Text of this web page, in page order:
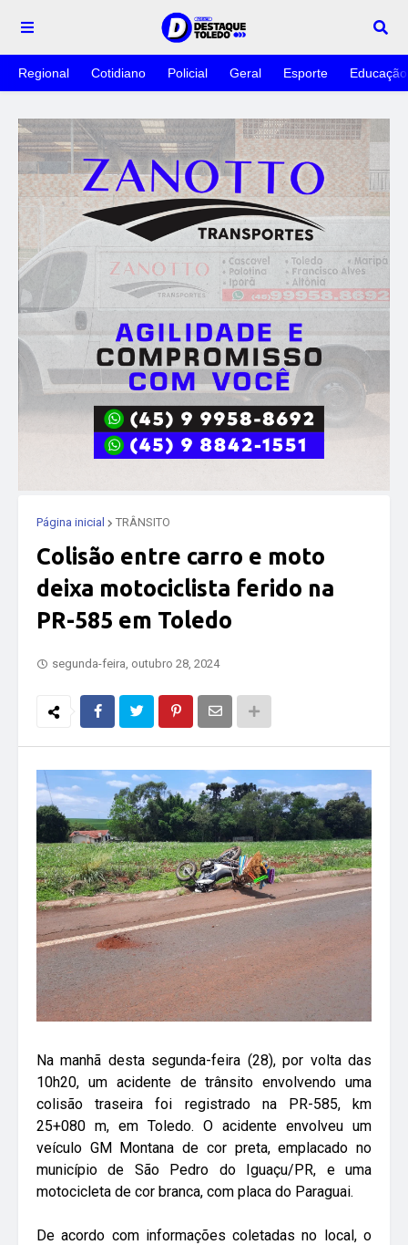
Regional Cotidiano Policial Geral Esporte Educação
Página inicial TRÂNSITO
Colisão entre carro e moto
deixa motociclista ferido na
PR-585 em Toledo
segunda-feira, outubro 28, 2024
Na manhã desta segunda-feira (28), por volta das
10h20, um acidente de trânsito envolvendo uma
colisão traseira foi registrado na PR-585, km
25+080 m, em Toledo. O acidente envolveu um
veículo GM Montana de cor preta, emplacado no
município de São Pedro do Iguaçu/PR, e uma
motocicleta de cor branca, com placa do Paraguai.
De acordo com informações coletadas no local, o